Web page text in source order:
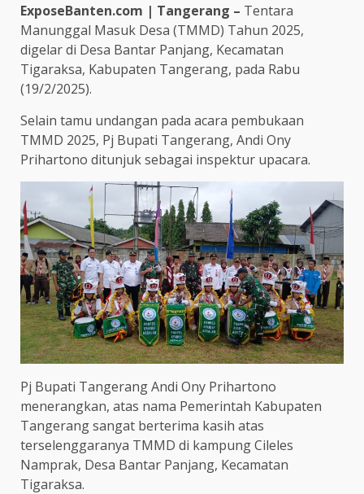
ExposeBanten.com | Tangerang – Tentara
Manunggal Masuk Desa (TMMD) Tahun 2025,
digelar di Desa Bantar Panjang, Kecamatan
Tigaraksa, Kabupaten Tangerang, pada Rabu
(19/2/2025).
Selain tamu undangan pada acara pembukaan
TMMD 2025, Pj Bupati Tangerang, Andi Ony
Prihartono ditunjuk sebagai inspektur upacara.
Pj Bupati Tangerang Andi Ony Prihartono
menerangkan, atas nama Pemerintah Kabupaten
Tangerang sangat berterima kasih atas
terselenggaranya TMMD di kampung Cileles
Namprak, Desa Bantar Panjang, Kecamatan
Tigaraksa.